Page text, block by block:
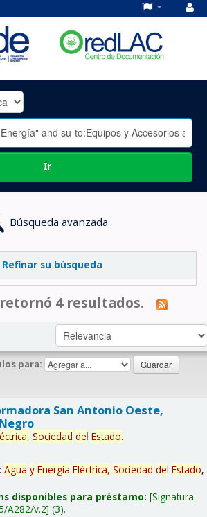
Ir
Búsqueda avanzada
Refinar su búsqueda
4 resultados.
para:
San Antonio Oeste,
Sociedad del Estado.
Agua y Energía Eléctrica, Sociedad del Estado,
disponibles para préstamo: Signatura
A282/v.2 (3).